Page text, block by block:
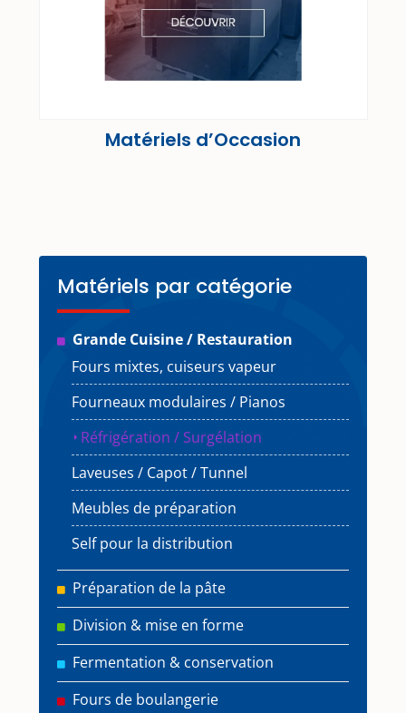
Matériels d’Occasion
Matériels par catégorie
Grande Cuisine / Restauration
Fours mixtes, cuiseurs vapeur
Fourneaux modulaires / Pianos
Réfrigération / Surgélation
Laveuses / Capot / Tunnel
Meubles de préparation
Self pour la distribution
Préparation de la pâte
Division & mise en forme
Fermentation & conservation
Fours de boulangerie